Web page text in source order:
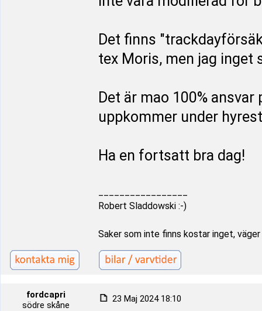
Det finns
tex Moris, men jag inget
Det är mao 100%
uppkommer under
Ha en fortsatt bra dag!
Robert Sladdowski :-)
Saker som inte finns kostar inget,
fordcapri
södre skåne
23 Maj 2024 18:10